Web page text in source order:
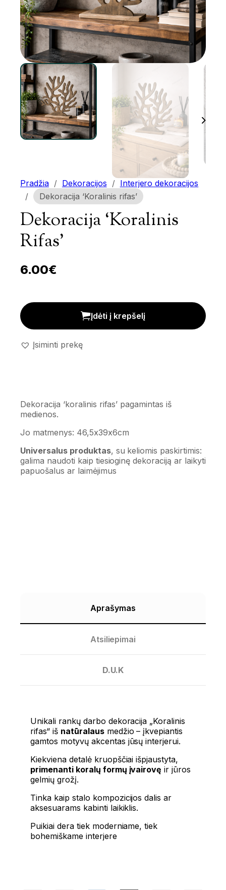
Pradžia / Dekoracijos / Interjero dekoracijos
/
Dekoracija ‘Koralinis rifas’
Dekoracija ‘Koralinis
Rifas’
6.00€
Dekoracija 'Koralinis rifas' kiekis
Įdėti į krepšelį
Įsiminti prekę
Dekoracija ‘koralinis rifas’ pagamintas iš
medienos.
Jo matmenys: 46,5x39x6cm
Universalus produktas, su keliomis paskirtimis:
galima naudoti kaip tiesioginę dekoraciją ar laikyti
papuošalus ar laimėjimus
Aprašymas
Atsiliepimai
D.U.K
Unikali rankų darbo dekoracija „Koralinis
rifas“ iš natūralausmedžio – įkvepiantis
gamtos motyvų akcentas jūsų interjerui.
Kiekviena detalė kruopščiai išpjaustyta,
primenanti koralų formų įvairovę ir jūros
gelmių grožį.
Tinka kaip stalo kompozicijos dalis ar
aksesuarams kabinti laikiklis.
Puikiai dera tiek moderniame, tiek
bohemiškame interjere